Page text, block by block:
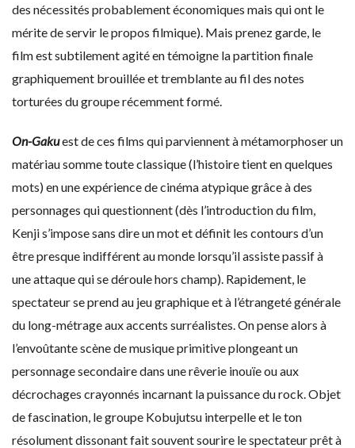
des nécessités probablement économiques mais qui ont le
mérite de servir le propos filmique). Mais prenez garde, le
film est subtilement agité en témoigne la partition finale
graphiquement brouillée et tremblante au fil des notes
torturées du groupe récemment formé.
On-Gakuest de ces films qui parviennent à métamorphoser un
matériau somme toute classique (l’histoire tient en quelques
mots) en une expérience de cinéma atypique grâce à des
personnages qui questionnent (dès l’introduction du film,
Kenji s’impose sans dire un mot et définit les contours d’un
être presque indifférent au monde lorsqu’il assiste passif à
une attaque qui se déroule hors champ). Rapidement, le
spectateur se prend au jeu graphique et à l’étrangeté générale
du long-métrage aux accents surréalistes. On pense alors à
l’envoûtante scène de musique primitive plongeant un
personnage secondaire dans une rêverie inouïe ou aux
décrochages crayonnés incarnant la puissance du rock. Objet
de fascination, le groupe Kobujutsu interpelle et le ton
résolument dissonant fait souvent sourire le spectateur prêt à